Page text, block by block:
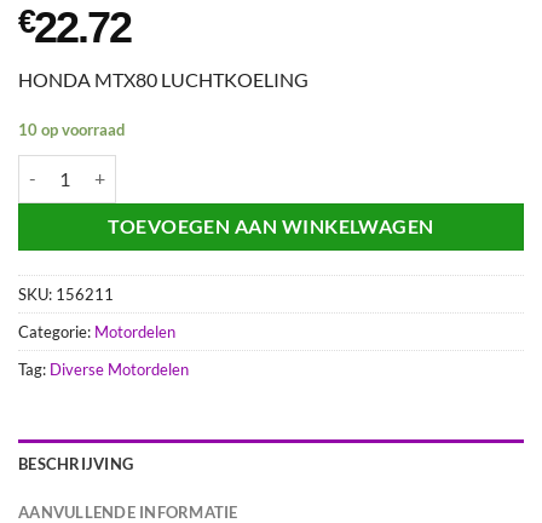
€22.72
HONDA MTX80 LUCHTKOELING
10 op voorraad
TOEVOEGEN AAN WINKELWAGEN
SKU: 156211
Categorie: Motordelen
Tag: Diverse Motordelen
BESCHRIJVING
AANVULLENDE INFORMATIE